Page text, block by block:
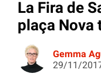
La Fira de
plaça Nova
Gemma
29/11/